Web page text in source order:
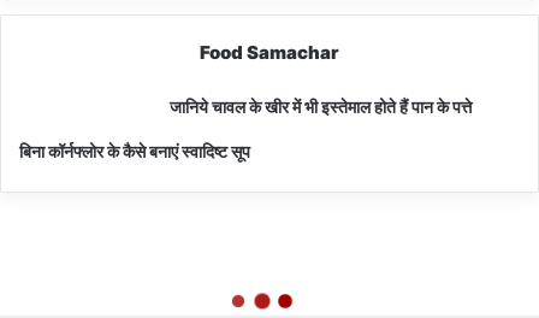
Food Samachar
जानिये चावल के खीर में भी इस्तेमाल होते हैं पान के पत्ते
बिना कॉर्नफ्लोर के कैसे बनाएं स्वादिष्ट सूप